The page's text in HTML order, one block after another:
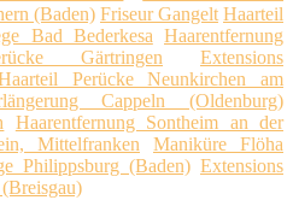
(Baden) Friseur Gangelt Haarteil
Bad Bederkesa Haarentfernung
Gärtringen
Extensions
Perücke Neunkirchen am
Cappeln (Oldenburg)
Haarentfernung Sontheim an der
Mittelfranken
Maniküre Flöha
Philippsburg (Baden) Extensions